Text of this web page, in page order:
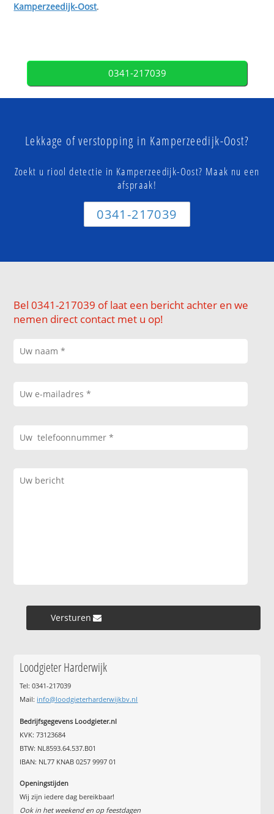
Kamperzeedijk-Oost.
0341-217039
Lekkage of verstopping in Kamperzeedijk-Oost?
Zoekt u riool detectie in Kamperzeedijk-Oost? Maak nu een
afspraak!
0341-217039
Bel 0341-217039 of laat een bericht achter en we
nemen direct contact met u op!
Versturen »
Loodgieter Harderwijk
Tel: 0341-217039
Mail: info@loodgieterharderwijkbv.nl
Bedrijfsgegevens Loodgieter.nl
KVK: 73123684
BTW: NL8593.64.537.B01
IBAN: NL77 KNAB 0257 9997 01
Openingstijden
Wij zijn iedere dag bereikbaar!
Ook in het weekend en op feestdagen